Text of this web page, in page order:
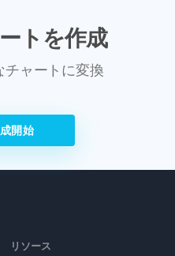
トを作成
チャートに変換
開始
リソース